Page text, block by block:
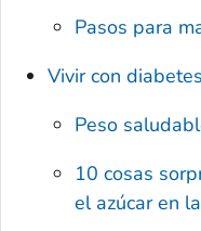
Pasos para
Vivir con diabetes
Peso
10 cosas
el azúcar en